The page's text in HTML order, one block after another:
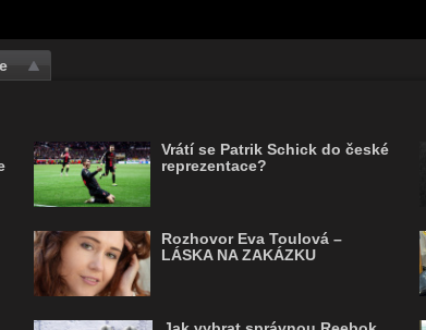
Vrátí se Patrik Schick do české
reprezentace?
Rozhovor Eva Toulová –
LÁSKA NA ZAKÁZKU